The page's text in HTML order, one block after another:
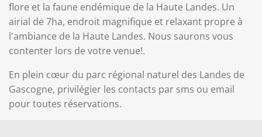
flore et la faune endémique de la Haute Landes. Un
airial de 7ha, endroit magnifique et relaxant propre à
l'ambiance de la Haute Landes. Nous saurons vous
contenter lors de votre venue!.
En plein cœur du parc régional naturel des Landes de
Gascogne, privilégier les contacts par sms ou email
pour toutes réservations.